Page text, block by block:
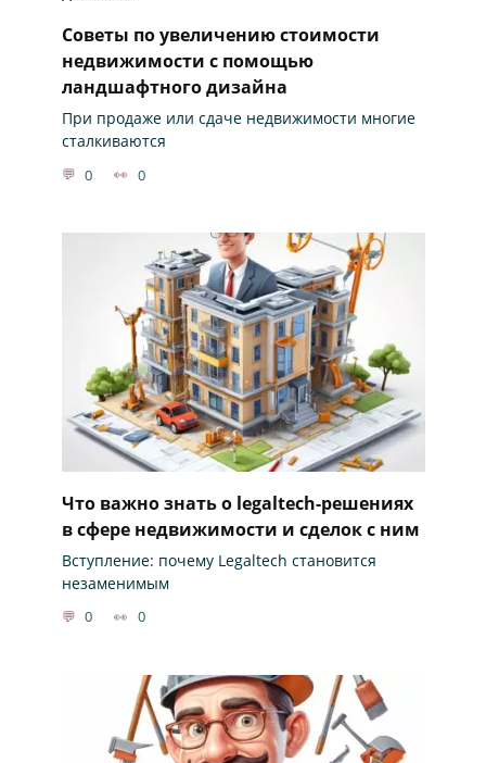
Советы по увеличению стоимости
недвижимости с помощью
ландшафтного дизайна
При продаже или сдаче недвижимости многие
сталкиваются
0 0
Что важно знать о legaltech-решениях
в сфере недвижимости и сделок с ним
Вступление: почему Legaltech становится
незаменимым
0 0